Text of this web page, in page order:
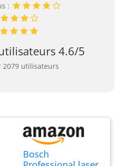
:
4.6/5
2079 utilisateurs
Bosch